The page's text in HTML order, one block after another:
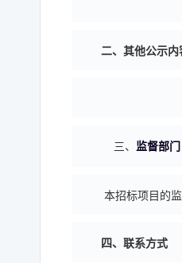
二、 其他公示内
三、 监督部门
本招标项目的
四、联系方式